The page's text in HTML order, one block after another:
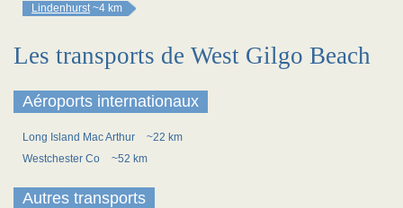
Lindenhurst ~4 km
Les transports de West Gilgo Beach
Aéroports internationaux
Long Island Mac Arthur
~22 km
Westchester Co
~52 km
Autres transports